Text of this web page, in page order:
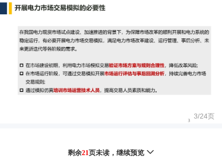
3/24页
剩余21 页未读， 继续预览